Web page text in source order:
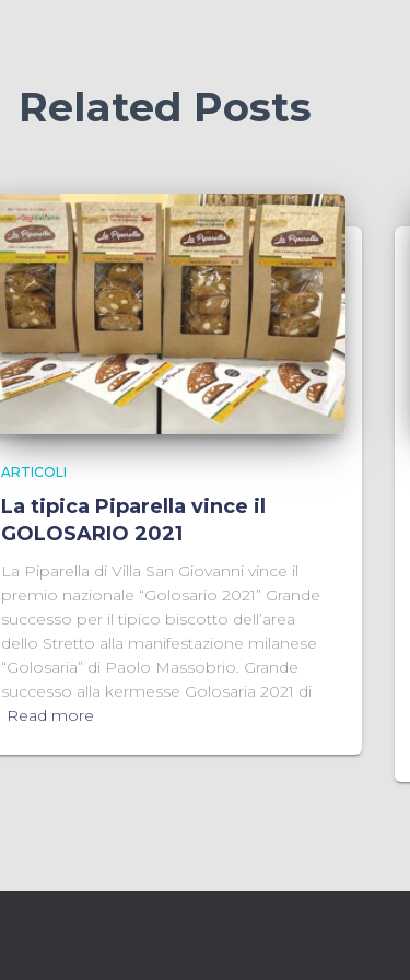
Related Posts
ARTICOLI
La tipica Piparella vince il
GOLOSARIO 2021
La Piparella di Villa San Giovanni vince il
premio nazionale “Golosario 2021” Grande
successo per il tipico biscotto dell’area
dello Stretto alla manifestazione milanese
“Golosaria” di Paolo Massobrio. Grande
successo alla kermesse Golosaria 2021 di
Read more